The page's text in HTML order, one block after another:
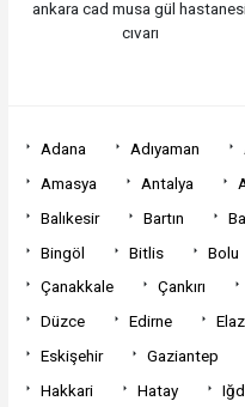
ankara cad musa gül
cıvarı
Adana Adıyaman
Amasya
Antalya
Balıkesir
Bartın
Bingöl
Bitlis Bolu
Çanakkale
Çankırı
Düzce
Edirne
Eskişehir
Gaziantep
Hakkari
Hatay